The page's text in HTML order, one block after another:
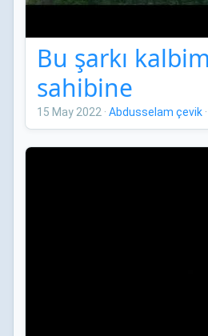
Bu şarkı
sahibine
15 May 2022 · Abdusselam çevik·